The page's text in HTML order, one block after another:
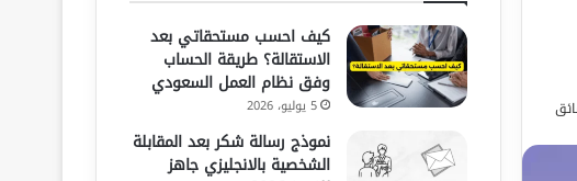
كيف احسب مستحقاتي بعد
الاستقالة؟ طريقة الحساب
وفق نظام العمل السعودي
5 يوليو، 2026
نموذج رسالة شكر بعد المقابلة
الشخصية بالانجليزي جاهز